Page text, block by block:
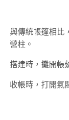
與傳統帳篷相比
營柱。
搭建時，攤開帳
收帳時，打開氣